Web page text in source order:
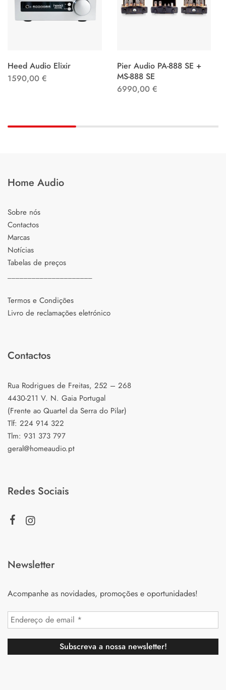
Heed Audio Elixir
1590,00 €
Pier Audio PA-888 SE +
MS-888 SE
6990,00 €
Home Audio
Sobre nós
Contactos
Marcas
Notícias
Tabelas de preços
Termos e Condições
Livro de reclamações eletrónico
Contactos
Rua Rodrigues de Freitas, 252 – 268
4430-211 V. N. Gaia Portugal
(Frente ao Quartel da Serra do Pilar)
Tlf: 224 914 322
Tlm: 931 373 797
geral@homeaudio.pt
Redes Sociais
Newsletter
Acompanhe as novidades, promoções e oportunidades!